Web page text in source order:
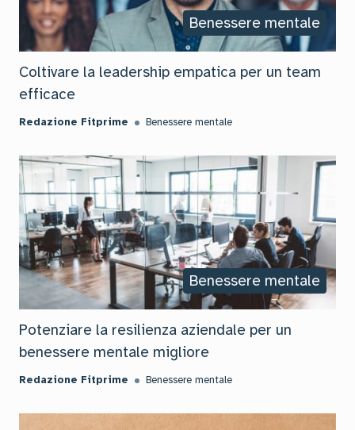
Benessere mentale
Coltivare la leadership empatica per un team
efficace
Redazione Fitprime Benessere mentale
Benessere mentale
Potenziare la resilienza aziendale per un
benessere mentale migliore
Redazione Fitprime Benessere mentale